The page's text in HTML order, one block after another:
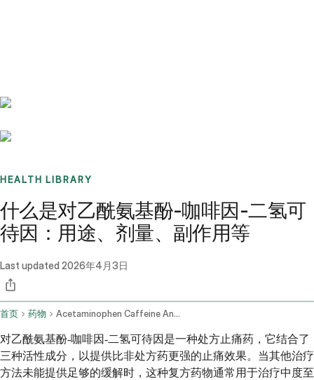
HEALTH LIBRARY
什么是对乙酰氨基酚-咖啡因-二氢可
待因：用途、剂量、副作用等
Last updated 2026年4月3日
首页 药物 Acetaminophen Caffeine And Dihydrocodeine Oral Route
对乙酰氨基酚-咖啡因-二氢可待因是一种处方止痛药，它结合了
三种活性成分，以提供比非处方药更强的止痛效果。当其他治疗
方法未能提供足够的缓解时，这种复方药物通常用于治疗中度至